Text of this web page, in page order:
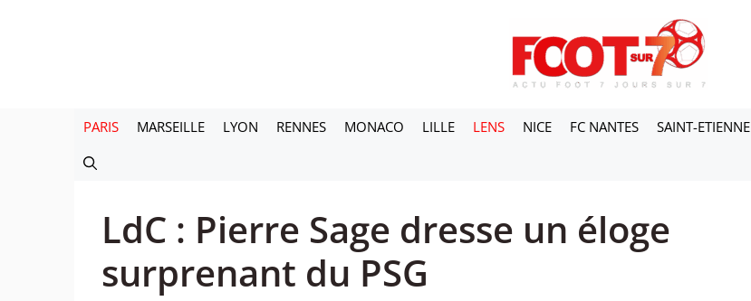
PARIS MARSEILLE LYON RENNES MONACO LILLE LENS NICE FC NANTES SAINT-ETIENNE
LdC : Pierre Sage dresse un éloge
surprenant du PSG